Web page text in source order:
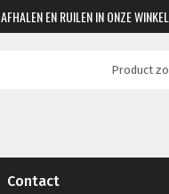
EN RUILEN IN ONZE WINKEL
Contact